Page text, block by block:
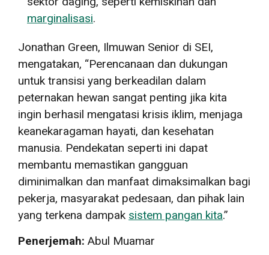
marginalisasi.
Jonathan Green, Ilmuwan Senior di SEI,
mengatakan, “Perencanaan dan dukungan
untuk transisi yang berkeadilan dalam
peternakan hewan sangat penting jika kita
ingin berhasil mengatasi krisis iklim, menjaga
keanekaragaman hayati, dan kesehatan
manusia. Pendekatan seperti ini dapat
membantu memastikan gangguan
diminimalkan dan manfaat dimaksimalkan bagi
pekerja, masyarakat pedesaan, dan pihak lain
yang terkena dampak sistem pangan kita.”
Penerjemah: Abul Muamar